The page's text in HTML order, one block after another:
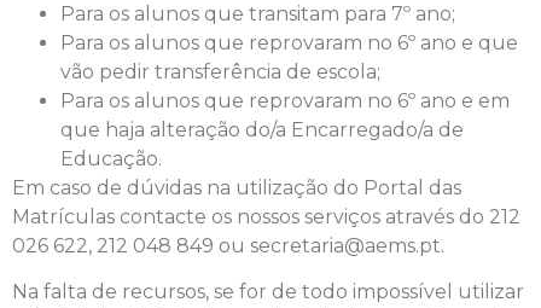
Para os alunos que transitam para 7º ano;
Para os alunos que reprovaram no 6º ano e que
vão pedir transferência de escola;
Para os alunos que reprovaram no 6º ano e em
que haja alteração do/a Encarregado/a de
Educação.
Em caso de dúvidas na utilização do Portal das
Matrículas contacte os nossos serviços através do 212
026 622, 212 048 849 ou secretaria@aems.pt.
Na falta de recursos, se for de todo impossível utilizar